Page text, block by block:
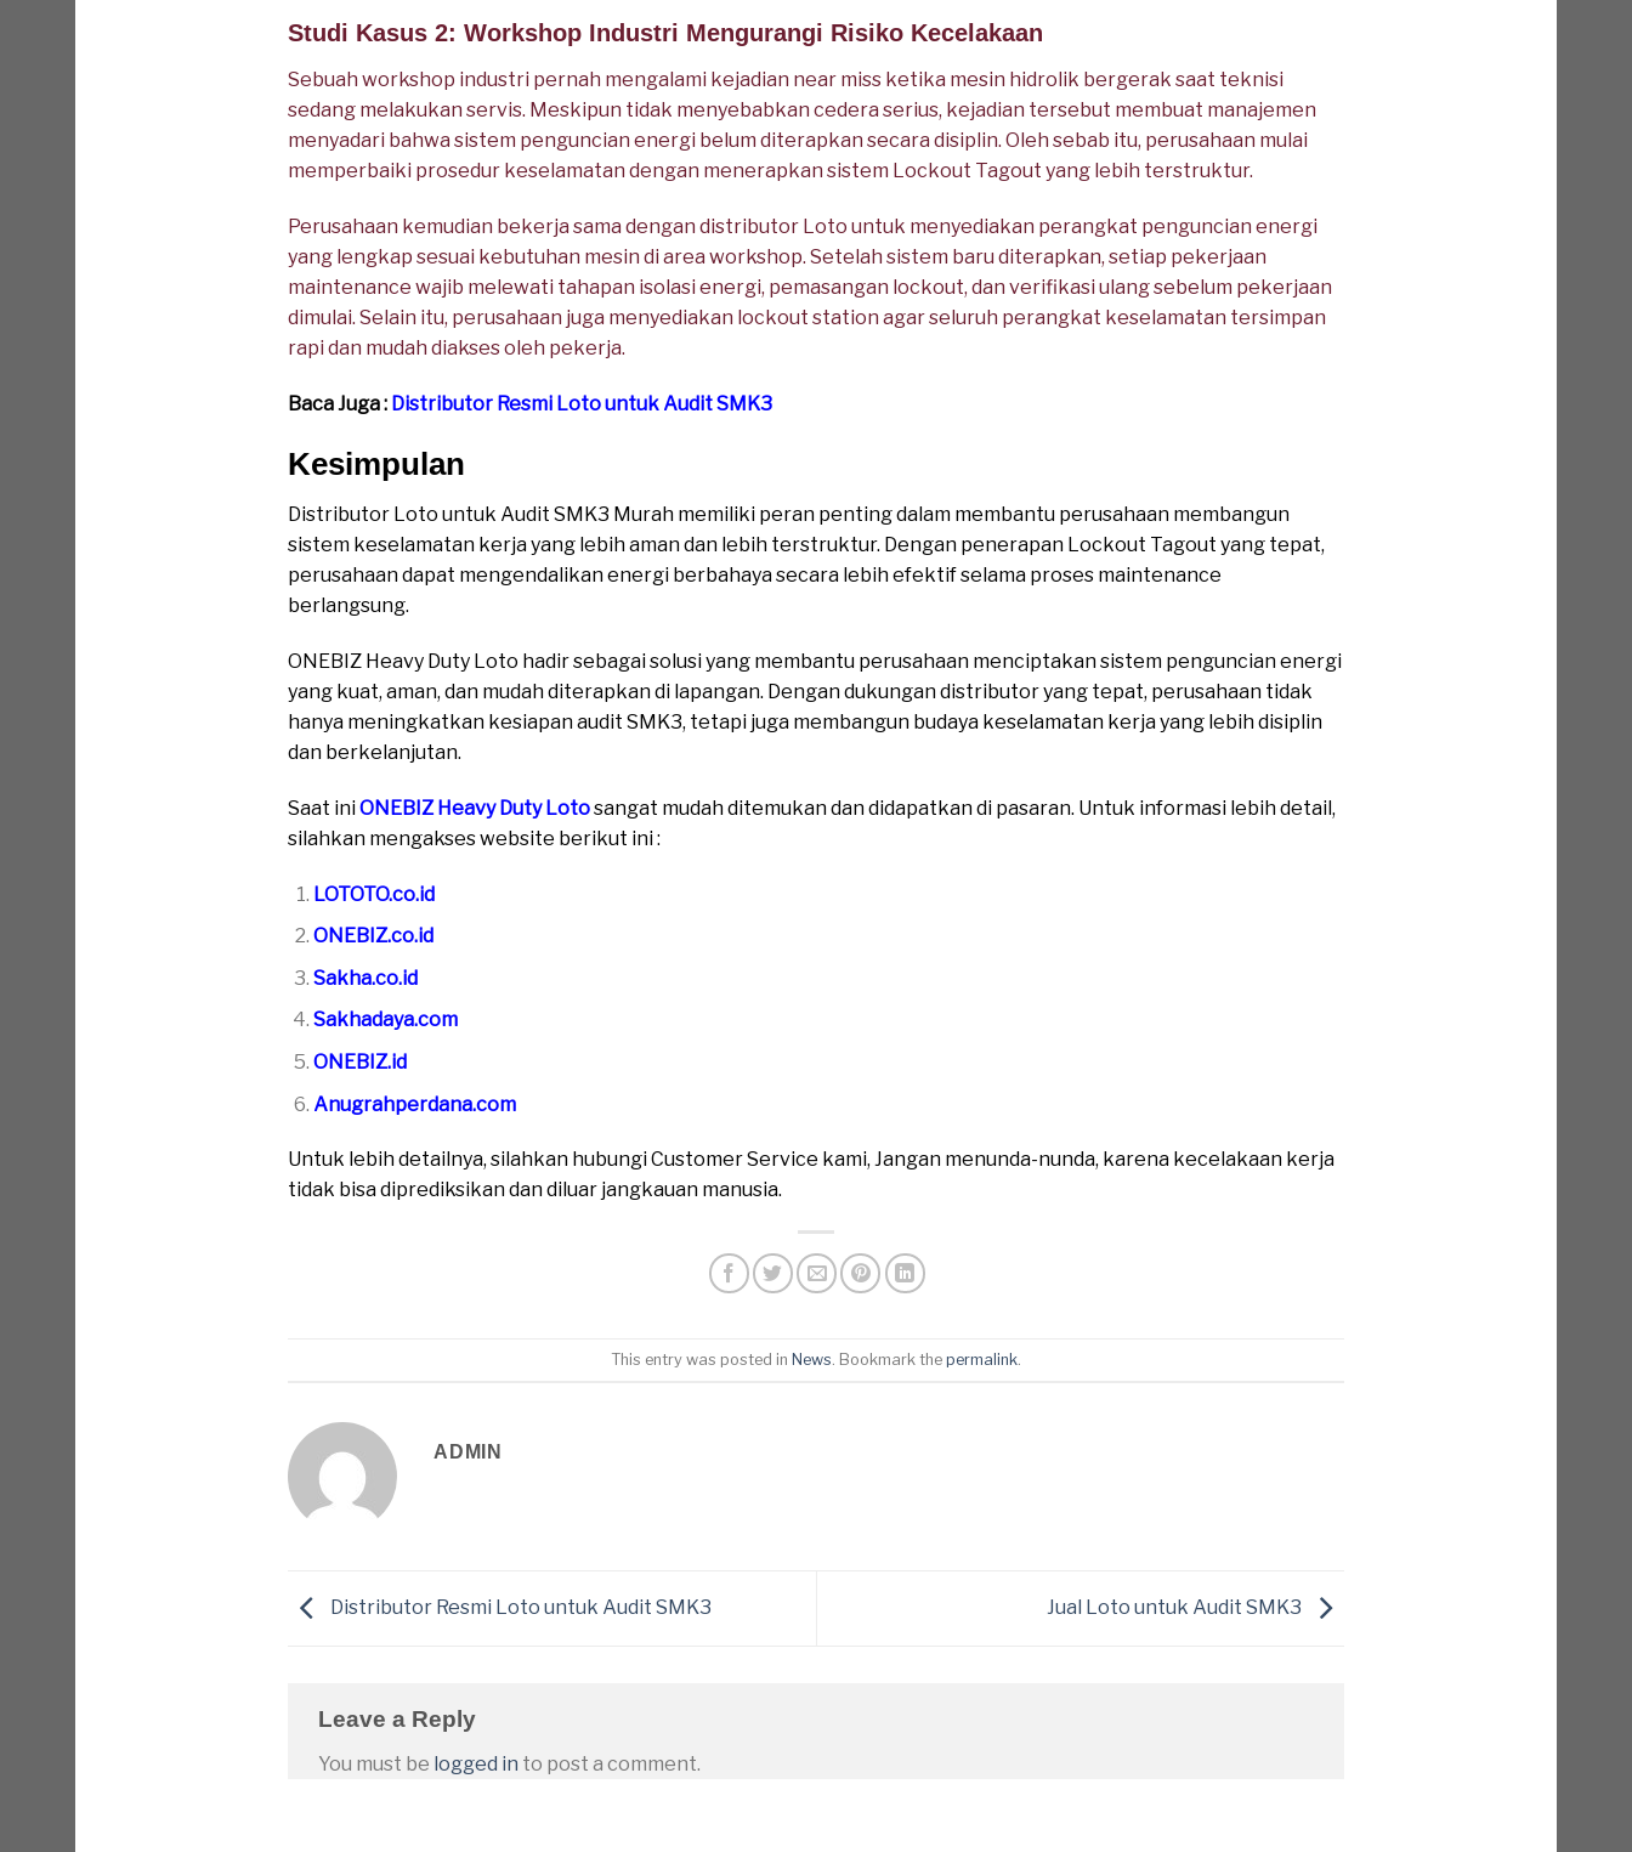
Studi Kasus 2: Workshop Industri Mengurangi Risiko Kecelakaan
Sebuah workshop industri pernah mengalami kejadian near miss ketika mesin hidrolik bergerak saat teknisi
sedang melakukan servis. Meskipun tidak menyebabkan cedera serius, kejadian tersebut membuat manajemen
menyadari bahwa sistem penguncian energi belum diterapkan secara disiplin. Oleh sebab itu, perusahaan mulai
memperbaiki prosedur keselamatan dengan menerapkan sistem Lockout Tagout yang lebih terstruktur.
Perusahaan kemudian bekerja sama dengan distributor Loto untuk menyediakan perangkat penguncian energi
yang lengkap sesuai kebutuhan mesin di area workshop. Setelah sistem baru diterapkan, setiap pekerjaan
maintenance wajib melewati tahapan isolasi energi, pemasangan lockout, dan verifikasi ulang sebelum pekerjaan
dimulai. Selain itu, perusahaan juga menyediakan lockout station agar seluruh perangkat keselamatan tersimpan
rapi dan mudah diakses oleh pekerja.
Baca Juga : Distributor Resmi Loto untuk Audit SMK3
Kesimpulan
Distributor Loto untuk Audit SMK3 Murah memiliki peran penting dalam membantu perusahaan membangun
sistem keselamatan kerja yang lebih aman dan lebih terstruktur. Dengan penerapan Lockout Tagout yang tepat,
perusahaan dapat mengendalikan energi berbahaya secara lebih efektif selama proses maintenance
berlangsung.
ONEBIZ Heavy Duty Loto hadir sebagai solusi yang membantu perusahaan menciptakan sistem penguncian energi
yang kuat, aman, dan mudah diterapkan di lapangan. Dengan dukungan distributor yang tepat, perusahaan tidak
hanya meningkatkan kesiapan audit SMK3, tetapi juga membangun budaya keselamatan kerja yang lebih disiplin
dan berkelanjutan.
Saat iniONEBIZ Heavy Duty Lotosangat mudah ditemukan dan didapatkan di pasaran. Untuk informasi lebih detail,
silahkan mengakses website berikut ini :
LOTOTO.co.id
ONEBIZ.co.id
Sakha.co.id
Sakhadaya.com
ONEBIZ.id
Anugrahperdana.com
Untuk lebih detailnya, silahkan hubungi Customer Service kami, Jangan menunda-nunda, karena kecelakaan kerja
tidak bisa diprediksikan dan diluar jangkauan manusia.
This entry was posted in News . Bookmark the permalink
ADMIN
Distributor Resmi Loto untuk Audit SMK3 Jual Loto untuk Audit SMK3
Leave a Reply
You must be logged in to post a comment.